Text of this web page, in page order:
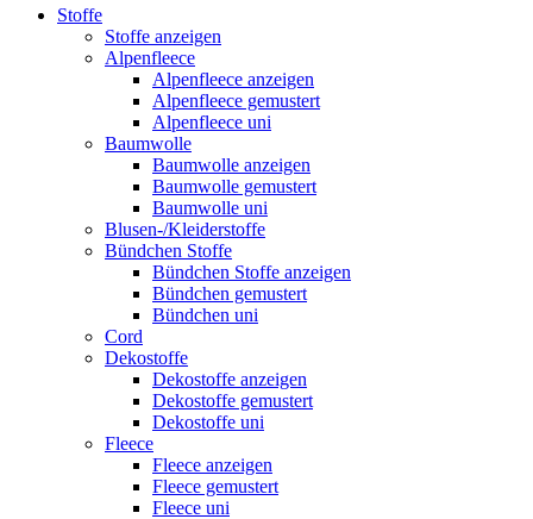
Stoffe
Stoffe anzeigen
Alpenfleece
Alpenfleece anzeigen
Alpenfleece gemustert
Alpenfleece uni
Baumwolle
Baumwolle anzeigen
Baumwolle gemustert
Baumwolle uni
Blusen-/Kleiderstoffe
Bündchen Stoffe
Bündchen Stoffe anzeigen
Bündchen gemustert
Bündchen uni
Cord
Dekostoffe
Dekostoffe anzeigen
Dekostoffe gemustert
Dekostoffe uni
Fleece
Fleece anzeigen
Fleece gemustert
Fleece uni